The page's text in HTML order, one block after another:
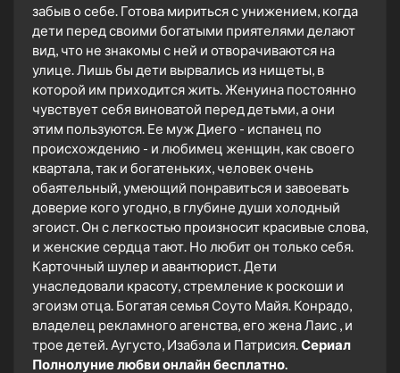
забыв о себе. Готова мириться с унижением, когда
дети перед своими богатыми приятелями делают
вид, что не знакомы с ней и отворачиваются на
улице. Лишь бы дети вырвались из нищеты, в
которой им приходится жить. Женуина постоянно
чувствует себя виноватой перед детьми, а они
этим пользуются. Ее муж Диего - испанец по
происхождению - и любимец женщин, как своего
квартала, так и богатеньких, человек очень
обаятельный, умеющий понравиться и завоевать
доверие кого угодно, в глубине души холодный
эгоист. Он с легкостью произносит красивые слова,
и женские сердца тают. Но любит он только себя.
Карточный шулер и авантюрист. Дети
унаследовали красоту, стремление к роскоши и
эгоизм отца. Богатая семья Соуто Майя. Конрадо,
владелец рекламного агенства, его жена Лаис , и
трое детей. Аугусто, Изабэла и Патрисия.Сериал
Полнолуние любви онлайн бесплатно.